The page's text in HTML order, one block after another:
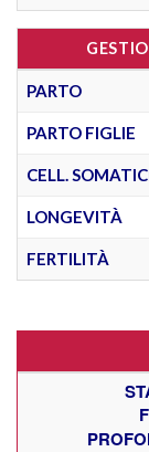
PARTO
PARTO FIGLIE
CELL.
LONGEVITÀ
FERTILITÀ